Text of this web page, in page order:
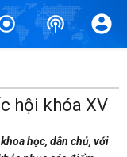
hội khóa XV
học, dân chủ, với